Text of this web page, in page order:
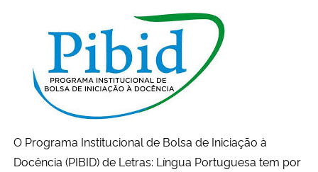
O Programa Institucional de Bolsa de Iniciação à
Docência (PIBID) de Letras: Língua Portuguesa tem por